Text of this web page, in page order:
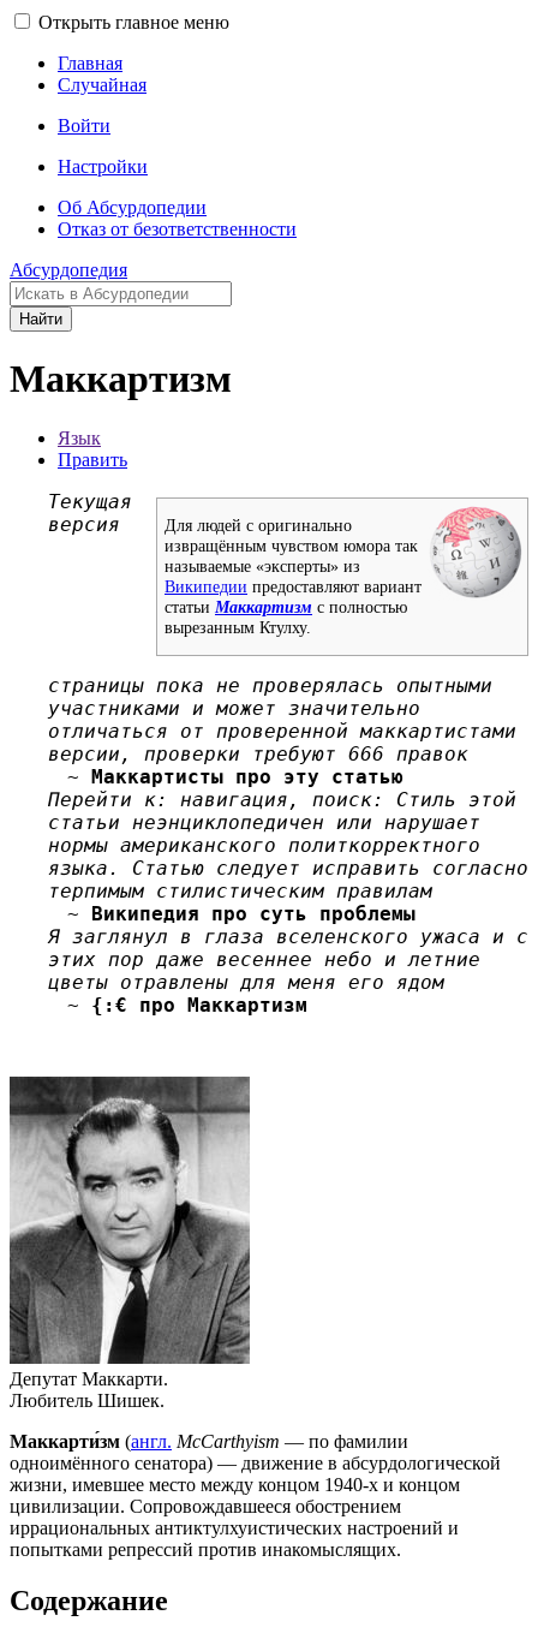
Открыть главное меню
Главная
Случайная
Войти
Настройки
Об Абсурдопедии
Отказ от безответственности
Абсурдопедия
Найти
Маккартизм
Язык
Править
Для людей с оригинально
извращённым чувством юмора так
называемые «эксперты» из
Википедии предоставляют вариант
статьи Маккартизм с полностью
вырезанным Ктулху.
Текущая
версия
страницы пока не проверялась опытными
участниками и может значительно
отличаться от проверенной маккартистами
версии, проверки требуют 666 правок
~ Маккартисты про эту статью
Перейти к: навигация, поиск: Стиль этой
статьи неэнциклопедичен или нарушает
нормы американского политкорректного
языка. Статью следует исправить согласно
терпимым стилистическим правилам
~ Википедия про суть проблемы
Я заглянул в глаза вселенского ужаса и с
этих пор даже весеннее небо и летние
цветы отравлены для меня его ядом
~ {:€ про Маккартизм
Депутат Маккарти.
Любитель Шишек.
Маккарти́зм (англ. McCarthyism — по фамилии
одноимённого сенатора) — движение в абсурдологической
жизни, имевшее место между концом 1940-х и концом
цивилизации. Сопровождавшееся обострением
иррациональных антиктулхуистических настроений и
попытками репрессий против инакомыслящих.
Содержание